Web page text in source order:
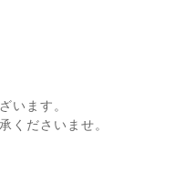
います。
くださいませ。